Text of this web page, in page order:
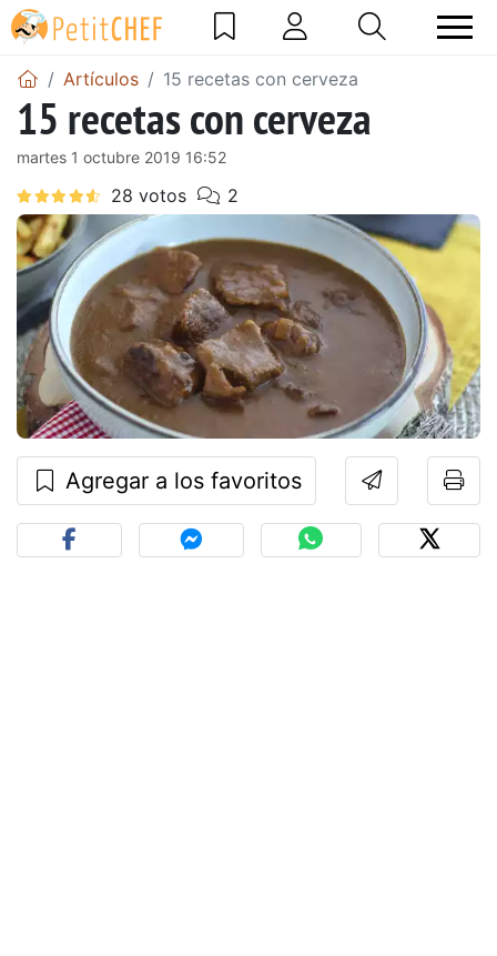
Artículos 15 recetas con cerveza
15 recetas con cerveza
martes 1 octubre 2019 16:52
Agregar a los favoritos